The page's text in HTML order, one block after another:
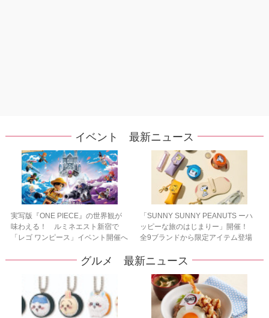
イベント 最新ニュース
実写版『ONE PIECE』の世界観が
味わえる！ ルミネエスト新宿で
「レゴ ワンピース」イベント開催へ
「SUNNY SUNNY PEANUTS ーハ
ッピーな旅のはじまりー」開催！
全9ブランドから限定アイテム登場
グルメ 最新ニュース